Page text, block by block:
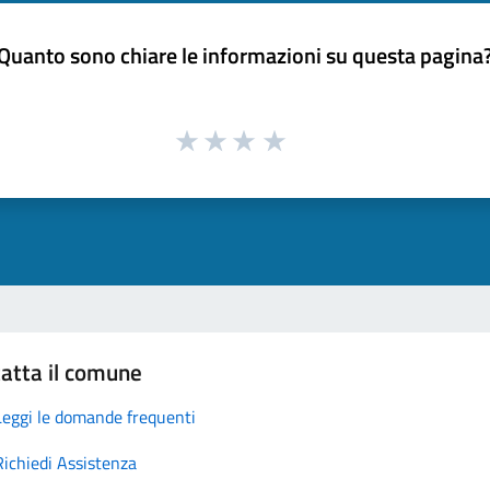
sono chiare le informazioni su questa
il comune
le domande frequenti
Assistenza